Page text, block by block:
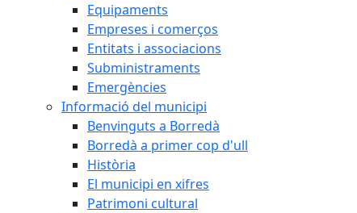
Equipaments
Empreses i comerços
Entitats i associacions
Subministraments
Emergències
Informació del municipi
Benvinguts a Borredà
Borredà a primer cop d'ull
Història
El municipi en xifres
Patrimoni cultural